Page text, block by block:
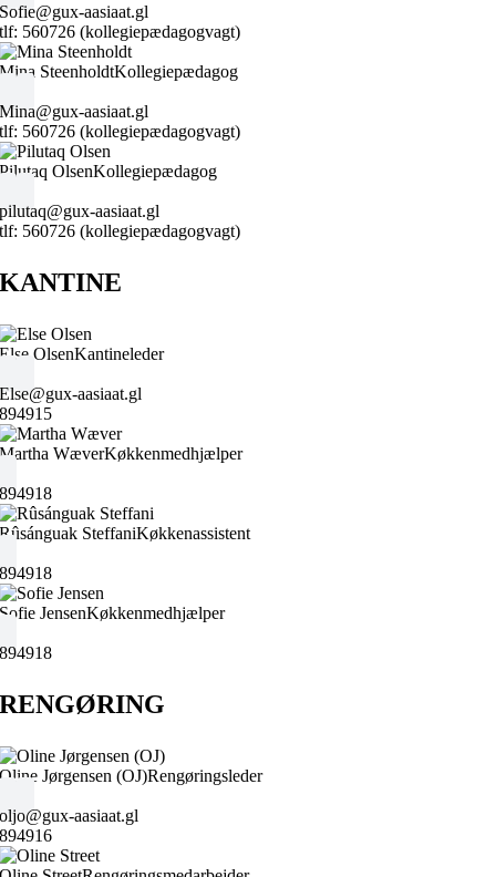
Sofie@gux-aasiaat.gl
tlf: 560726 (kollegiepædagogvagt)
Mina SteenholdtKollegiepædagog
Mina@gux-aasiaat.gl
tlf: 560726 (kollegiepædagogvagt)
Pilutaq OlsenKollegiepædagog
pilutaq@gux-aasiaat.gl
tlf: 560726 (kollegiepædagogvagt)
KANTINE
Else OlsenKantineleder
Else@gux-aasiaat.gl
894915
Martha WæverKøkkenmedhjælper
894918
Rûsánguak SteffaniKøkkenassistent
894918
Sofie JensenKøkkenmedhjælper
894918
RENGØRING
Oline Jørgensen (OJ)Rengøringsleder
oljo@gux-aasiaat.gl
894916